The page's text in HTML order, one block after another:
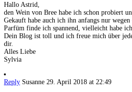
Hallo Astrid,
den Wein von Bree habe ich schon probiert
Gekauft habe auch ich ihn anfangs nur
Parfüm finde ich spannend, vielleicht habe
Dein Blog ist toll und ich freue mich über
dir.
Alles Liebe
Sylvia
Reply Susanne 29. April 2018 at 22:49